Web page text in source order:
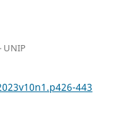
UNIP
443